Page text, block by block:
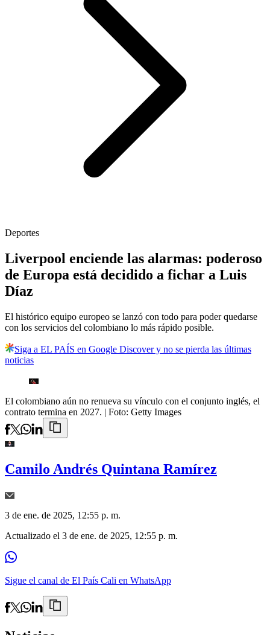
Deportes
Liverpool enciende las alarmas: poderoso
de Europa está decidido a fichar a Luis
Díaz
El histórico equipo europeo se lanzó con todo para poder quedarse
con los servicios del colombiano lo más rápido posible.
Siga a EL PAÍS en Google Discover y no se pierda las últimas
noticias
El colombiano aún no renueva su vínculo con el conjunto inglés, el
contrato termina en 2027. | Foto: Getty Images
Camilo Andrés Quintana Ramírez
3 de ene. de 2025, 12:55 p. m.
Actualizado el 3 de ene. de 2025, 12:55 p. m.
Sigue el canal de El País Cali en WhatsApp